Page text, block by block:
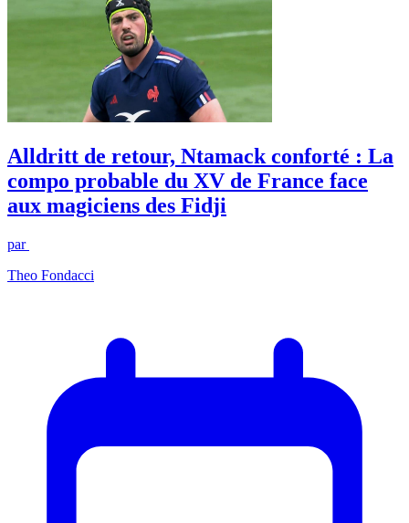
Alldritt de retour, Ntamack conforté : La
compo probable du XV de France face
aux magiciens des Fidji
par
Theo Fondacci